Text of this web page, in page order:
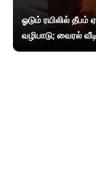
ஓடும் ரயிலில் தீபம்
வழிபாடு; வைரல்
சர்ச்சை